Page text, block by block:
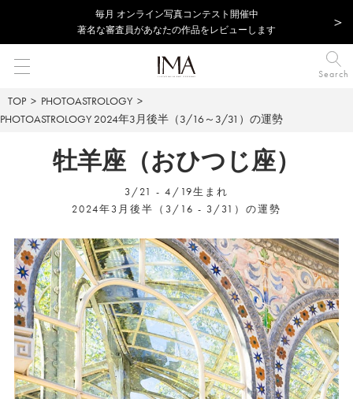
毎⽉ オンライン写真コンテスト開催中
著名な審査員があなたの作品をレビューします
Search
TOP
PHOTOASTROLOGY
PHOTOASTROLOGY 2024年3月後半（3/16～3/31）の運勢
牡羊座（おひつじ座）
3/21 - 4/19生まれ
2024年3月後半（3/16 - 3/31）の運勢